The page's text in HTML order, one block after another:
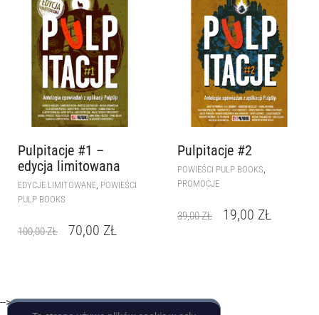
Pulpitacje #1 –
edycja limitowana
EDYCJE LIMITOWANE POWIEŚCI
PULP BOOKS
100,00ZŁ 70,00 ZŁ
Pulpitacje #2
POWIEŚCI PULP BOOKS
PROMOCJE
39,00ZŁ 19,00 ZŁ
-->